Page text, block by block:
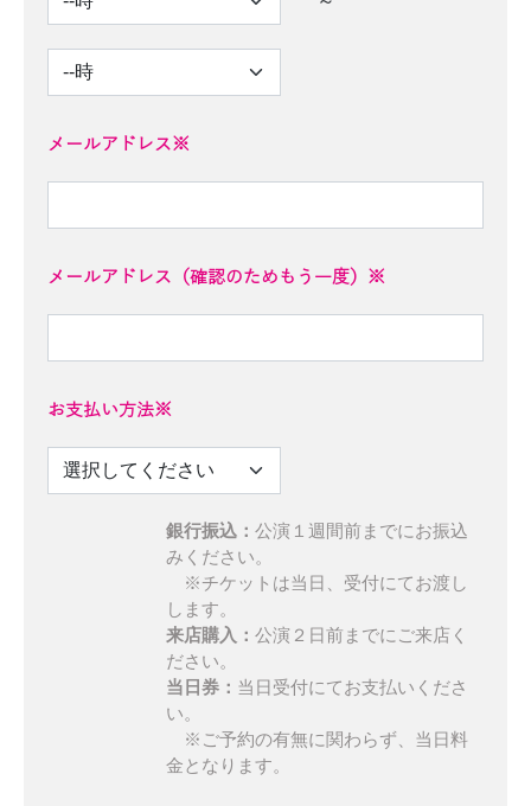
メールアドレス※
メールアドレス（確認のためもう一度）※
お支払い方法※
銀行振込： 公演１週間前までにお振込
みください。
※チケットは当日、受付にてお渡し
します。
来店購入： 公演２日前までにご来店く
ださい。
当日券： 当日受付にてお支払いくださ
い。
※ご予約の有無に関わらず、当日料
金となります。